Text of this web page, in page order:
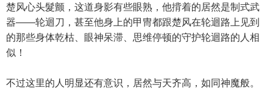
楚风心头髮颤，这道身影有些眼熟，他揹着的居然是制式武
器——轮迴刀，甚至他身上的甲冑都跟楚风在轮迴路上见到
的那些身体乾枯、眼神呆滞、思维停顿的守护轮迴路的人相
似！
不过这里的人明显还有意识，居然与天齐高，如同神魔般。